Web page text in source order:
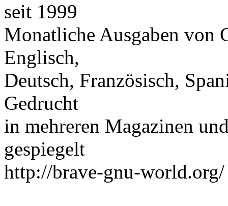
seit 1999
Monatliche Ausgaben von
Englisch,
Deutsch, Französisch,
Gedrucht
in mehreren Magazinen
gespiegelt
http://brave-gnu-world.org/